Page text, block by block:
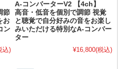
節
お
ン
込)
A-コンバーターV2 【4ch】
高音・低音を個別で調節 視覚
と聴覚で自分好みの音をお楽し
みいただける特別なA-コンバー
ター
¥16,800(税込)